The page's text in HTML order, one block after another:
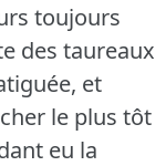
toujours
des taureaux
et
le plus tôt
eu la